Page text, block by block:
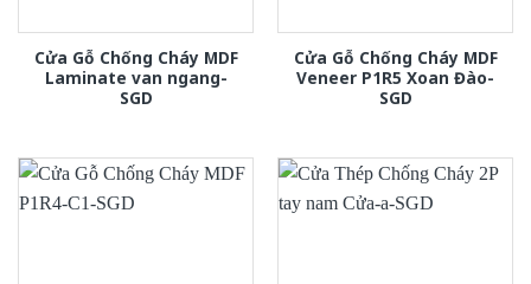
Cửa Gỗ Chống Cháy MDF
Laminate van ngang-
SGD
Cửa Gỗ Chống Cháy MDF
Veneer P1R5 Xoan Đào-
SGD